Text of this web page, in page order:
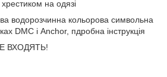
на одязі
водорозчинна кольорова символьна
DMC і Anchor, пдробна інструкція
ВХОДЯТЬ!